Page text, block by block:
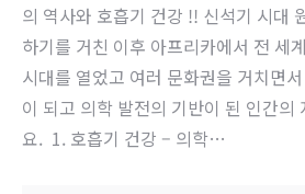
의 역사와 호흡기 건강 !! 신석기 시대
하기를 거친 이후 아프리카에서 전 세
시대를 열었고 여러 문화권을 거치면
이 되고 의학 발전의 기반이 된 인간의
요. ​ 1. 호흡기 건강 – 의학…